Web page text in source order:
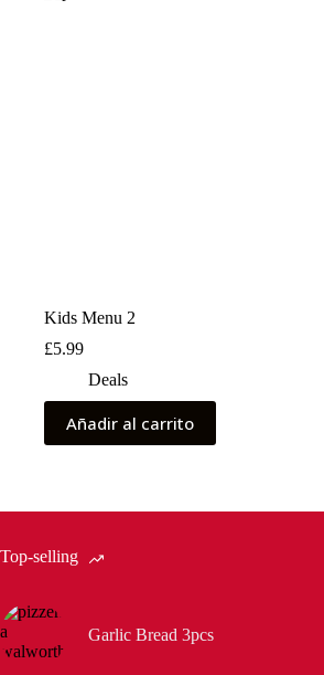
Kids Menu 2
£5.99
Deals
Añadir al carrito
Top-selling
Garlic Bread 3pcs